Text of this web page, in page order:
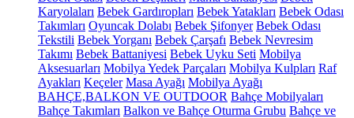
Karyolaları Bebek Gardıropları Bebek Yatakları Bebek Odası
Takımları Oyuncak Dolabı Bebek Şifonyer Bebek Odası
Tekstili Bebek Yorganı Bebek Çarşafı Bebek Nevresim
Takımı Bebek Battaniyesi Bebek Uyku Seti Mobilya
Aksesuarları Mobilya Yedek Parçaları Mobilya Kulpları Raf
Ayakları Keçeler Masa Ayağı Mobilya Ayağı
BAHÇE,BALKON VE OUTDOOR Bahçe Mobilyaları
Bahçe Takımları Balkon ve Bahçe Oturma Grubu Bahçe ve